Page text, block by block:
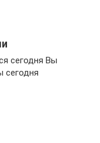
сегодня Вы
сегодня